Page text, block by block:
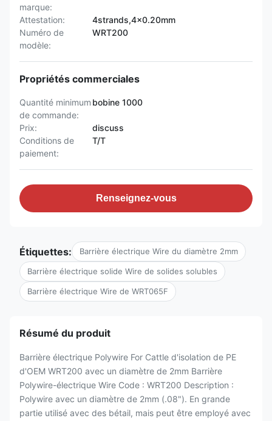
marque:
Attestation:
4strands,4x0.20mm
Numéro de
modèle:
WRT200
Propriétés commerciales
Quantité minimum
de commande:
bobine 1000
Prix:
discuss
Conditions de
paiement:
T/T
Renseignez-vous
Étiquettes: Barrière électrique Wire du diamètre 2mm
Barrière électrique solide Wire de solides solubles
Barrière électrique Wire de WRT065F
Résumé du produit
Barrière électrique Polywire For Cattle d'isolation de PE
d'OEM WRT200 avec un diamètre de 2mm Barrière
Polywire-électrique Wire Code : WRT200 Description :
Polywire avec un diamètre de 2mm (.08"). En grande
partie utilisé avec des bétail, mais peut être employé avec